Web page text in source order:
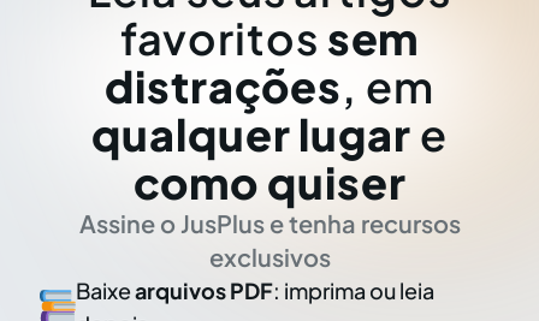
favoritos sem
distrações, em
qualquer lugar e
como quiser
Assine o JusPlus e tenha recursos
exclusivos
Baixearquivos PDF: imprima ou leia